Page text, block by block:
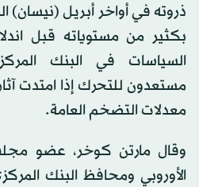
ذروته في أواخر أبريل (نيسان)
بكثير من مستوياته قبل
السياسات في البنك
مستعدون للتحرك إذا امتدت
معدلات التضخم العامة.
وقال مارتن كوخر، عضو
الأوروبي ومحافظ البنك